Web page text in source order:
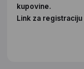
kupovine.
Link za registraciju